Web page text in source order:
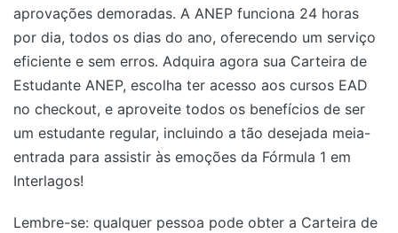
aprovações demoradas. A ANEP funciona 24 horas
por dia, todos os dias do ano, oferecendo um serviço
eficiente e sem erros. Adquira agora sua Carteira de
Estudante ANEP, escolha ter acesso aos cursos EAD
no checkout, e aproveite todos os benefícios de ser
um estudante regular, incluindo a tão desejada meia-
entrada para assistir às emoções da Fórmula 1 em
Interlagos!
Lembre-se: qualquer pessoa pode obter a Carteira de